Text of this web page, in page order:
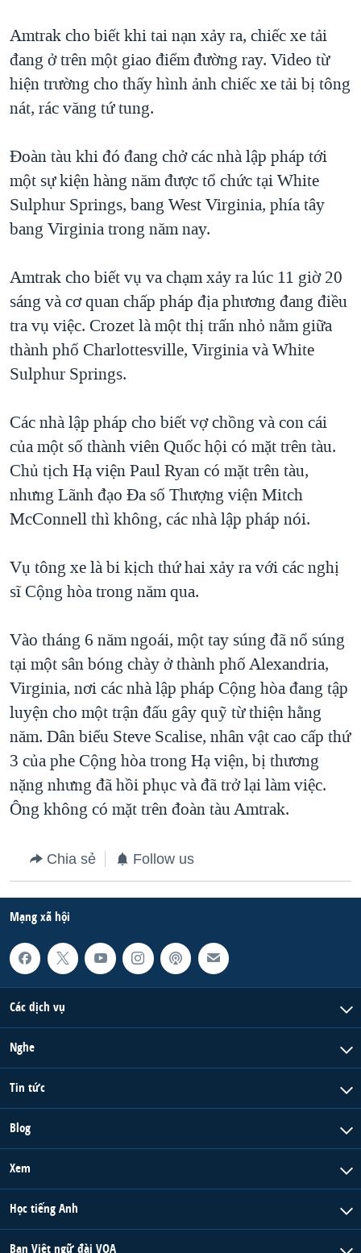
Amtrak cho biết khi tai nạn xảy ra, chiếc xe tải
đang ở trên một giao điểm đường ray. Video từ
hiện trường cho thấy hình ảnh chiếc xe tải bị tông
nát, rác văng tứ tung.
Đoàn tàu khi đó đang chở các nhà lập pháp tới
một sự kiện hàng năm được tổ chức tại White
Sulphur Springs, bang West Virginia, phía tây
bang Virginia trong năm nay.
Amtrak cho biết vụ va chạm xảy ra lúc 11 giờ 20
sáng và cơ quan chấp pháp địa phương đang điều
tra vụ việc. Crozet là một thị trấn nhỏ nằm giữa
thành phố Charlottesville, Virginia và White
Sulphur Springs.
Các nhà lập pháp cho biết vợ chồng và con cái
của một số thành viên Quốc hội có mặt trên tàu.
Chủ tịch Hạ viện Paul Ryan có mặt trên tàu,
nhưng Lãnh đạo Đa số Thượng viện Mitch
McConnell thì không, các nhà lập pháp nói.
Vụ tông xe là bi kịch thứ hai xảy ra với các nghị
sĩ Cộng hòa trong năm qua.
Vào tháng 6 năm ngoái, một tay súng đã nổ súng
tại một sân bóng chày ở thành phố Alexandria,
Virginia, nơi các nhà lập pháp Cộng hòa đang tập
luyện cho một trận đấu gây quỹ từ thiện hằng
năm. Dân biểu Steve Scalise, nhân vật cao cấp thứ
3 của phe Cộng hòa trong Hạ viện, bị thương
nặng nhưng đã hồi phục và đã trở lại làm việc.
Ông không có mặt trên đoàn tàu Amtrak.
Chia sẻ Follow us
Mạng xã hội
Các dịch vụ
Nghe
Tin tức
Blog
Xem
Học tiếng Anh
Ban Việt ngữ đài VOA